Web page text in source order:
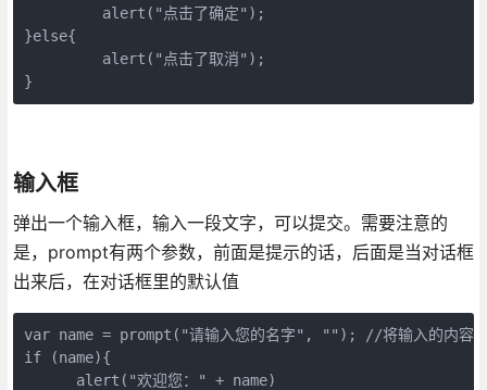
         alert("点击了确定");
}else{
         alert("点击了取消");
}
输入框
弹出一个输入框，输入一段文字，可以提交。需要注意的
是，prompt有两个参数，前面是提示的话，后面是当对话框
出来后，在对话框里的默认值
var name = prompt("请输入您的名字", ""); //将输入的内容
if (name){
      alert("欢迎您：" + name)